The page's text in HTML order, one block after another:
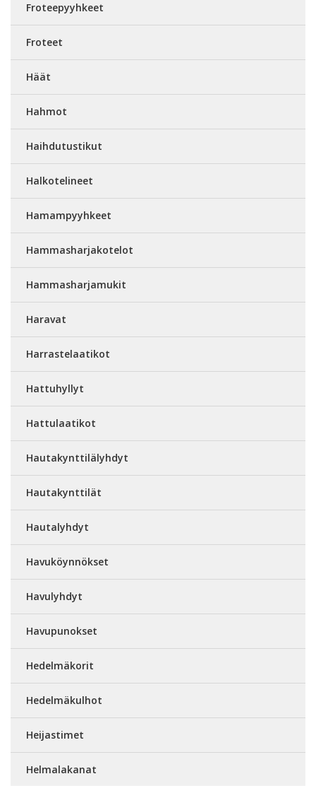
Froteepyyhkeet
Froteet
Häät
Hahmot
Haihdutustikut
Halkotelineet
Hamampyyhkeet
Hammasharjakotelot
Hammasharjamukit
Haravat
Harrastelaatikot
Hattuhyllyt
Hattulaatikot
Hautakynttilälyhdyt
Hautakynttilät
Hautalyhdyt
Havuköynnökset
Havulyhdyt
Havupunokset
Hedelmäkorit
Hedelmäkulhot
Heijastimet
Helmalakanat